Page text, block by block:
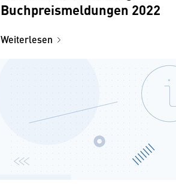
Buchpreismeldungen 2022
Weiterlesen